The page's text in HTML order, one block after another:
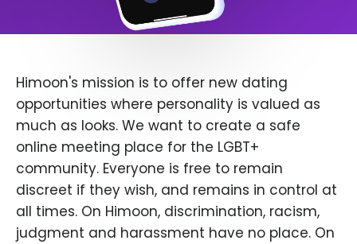
Himoon's mission is to offer new dating
opportunities where personality is valued as
much as looks. We want to create a safe
online meeting place for the LGBT+
community. Everyone is free to remain
discreet if they wish, and remains in control at
all times. On Himoon, discrimination, racism,
judgment and harassment have no place. On